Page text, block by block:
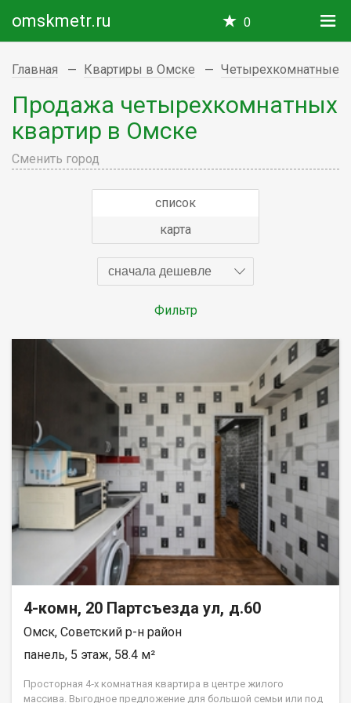
omskmetr.ru 0
Главная Квартиры в Омске Четырехкомнатные
Продажа четырехкомнатных
квартир в Омске
Сменить город
список
карта
сначала дешевле
Фильтр
4-комн, 20 Партсъезда ул, д.60
Омск, Советский р-н район
панель, 5 этаж, 58.4 м²
Просторная 4‑х комнатная квартира в центре жилого
массива. Выгодное предложение для большой семьи или под